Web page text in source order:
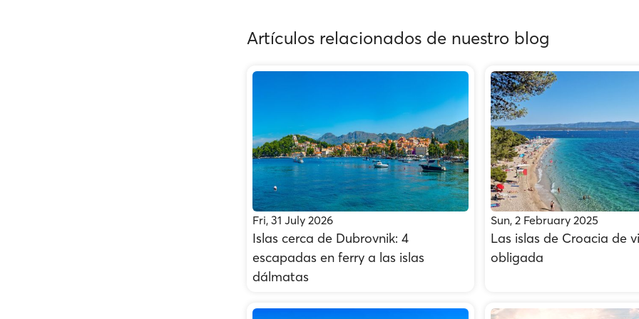
Artículos relacionados de nuestro blog
Fri, 31 July 2026
Islas cerca de Dubrovnik: 4
escapadas en ferry a las islas
dálmatas
Sun, 2 February 2025
Las islas de Croacia de
obligada